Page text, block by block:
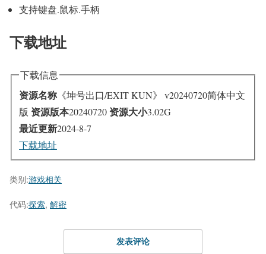
支持键盘.鼠标.手柄
下载地址
下载信息
资源名称 《坤号出口/EXIT KUN》 v20240720简体中文
版 资源版本20240720 资源大小3.02G
最近更新2024-8-7
下载地址
类别:游戏相关
代码:探索, 解密
发表评论